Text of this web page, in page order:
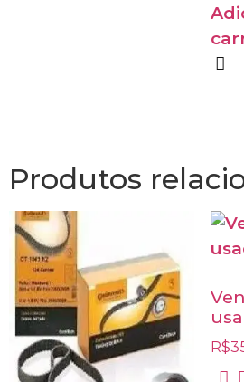
Produtos
R$